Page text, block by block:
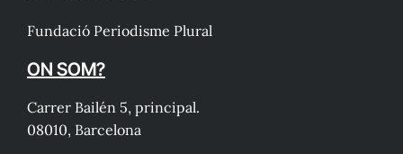
Fundació Periodisme Plural
ON SOM?
Carrer Bailén 5, principal.
08010, Barcelona